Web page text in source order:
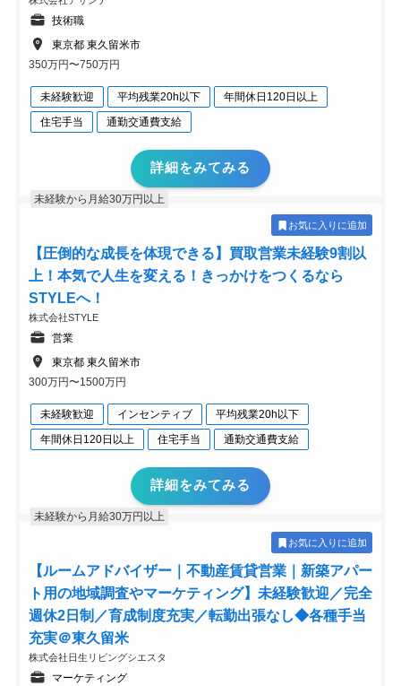
技術職
東京都 東久留米市
350万円〜750万円
未経験歓迎 平均残業20h以下
年間休日120日以上
住宅手当
通勤交通費支給
詳細をみてみる
未経験から月給30万円以上
お気に入りに追加
【圧倒的な成長を体現できる】買取営業未経験9割以
上！本気で人生を変える！きっかけをつくるなら
STYLEへ！
株式会社STYLE
営業
東京都 東久留米市
300万円〜1500万円
未経験歓迎 インセンティブ
平均残業20h以下
年間休日120日以上
住宅手当 通勤交通費支給
詳細をみてみる
未経験から月給30万円以上
お気に入りに追加
【ルームアドバイザー｜不動産賃貸営業｜新築アパー
ト用の地域調査やマーケティング】未経験歓迎／完全
週休2日制／育成制度充実／転勤出張なし◆各種手当
充実＠東久留米
株式会社日生リビングシエスタ
マーケティング